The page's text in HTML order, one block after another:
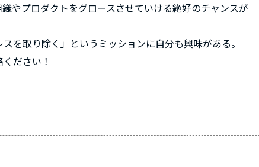
やプロダクトをグロースさせていける絶好のチャンスが
を取り除く」というミッションに自分も興味がある。
ださい！